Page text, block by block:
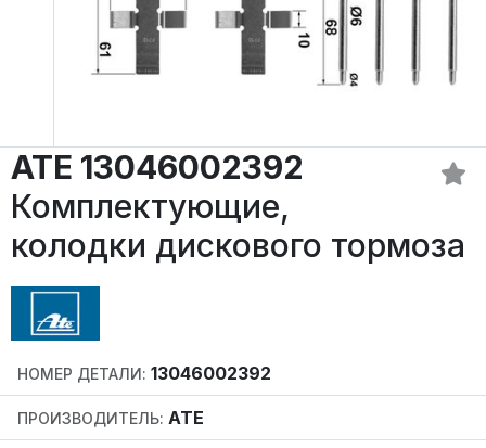
ATE 13046002392
Комплектующие,
колодки дискового тормоза
НОМЕР ДЕТАЛИ: 13046002392
ПРОИЗВОДИТЕЛЬ: ATE